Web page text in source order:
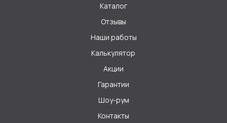
Наши работы
Контакты
Отзывы
Калькулятор
Акции
Гарантии
Шоу-рум
Каталог